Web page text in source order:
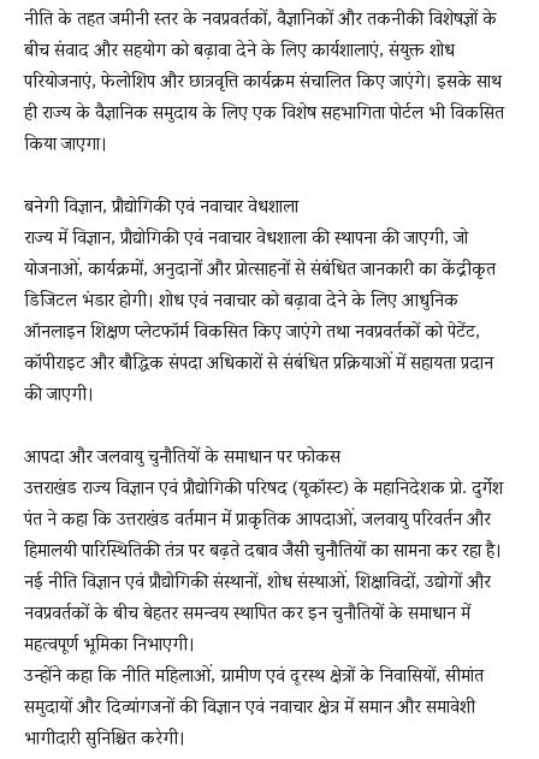
नीति के तहत जमीनी स्तर के नवप्रवर्तकों, वैज्ञानिकों और तकनीकी विशेषज्ञों के
बीच संवाद और सहयोग को बढ़ावा देने के लिए कार्यशालाएं, संयुक्त शोध
परियोजनाएं, फेलोशिप और छात्रवृत्ति कार्यक्रम संचालित किए जाएंगे। इसके साथ
ही राज्य के वैज्ञानिक समुदाय के लिए एक विशेष सहभागिता पोर्टल भी विकसित
किया जाएगा।
बनेगी विज्ञान, प्रौद्योगिकी एवं नवाचार वेधशाला
राज्य में विज्ञान, प्रौद्योगिकी एवं नवाचार वेधशाला की स्थापना की जाएगी, जो
योजनाओं, कार्यक्रमों, अनुदानों और प्रोत्साहनों से संबंधित जानकारी का केंद्रीकृत
डिजिटल भंडार होगी। शोध एवं नवाचार को बढ़ावा देने के लिए आधुनिक
ऑनलाइन शिक्षण प्लेटफॉर्म विकसित किए जाएंगे तथा नवप्रवर्तकों को पेटेंट,
कॉपीराइट और बौद्धिक संपदा अधिकारों से संबंधित प्रक्रियाओं में सहायता प्रदान
की जाएगी।
आपदा और जलवायु चुनौतियों के समाधान पर फोकस
उत्तराखंड राज्य विज्ञान एवं प्रौद्योगिकी परिषद (यूकॉस्ट) के महानिदेशक प्रो. दुर्गेश
पंत ने कहा कि उत्तराखंड वर्तमान में प्राकृतिक आपदाओं, जलवायु परिवर्तन और
हिमालयी पारिस्थितिकी तंत्र पर बढ़ते दबाव जैसी चुनौतियों का सामना कर रहा है।
नई नीति विज्ञान एवं प्रौद्योगिकी संस्थानों, शोध संस्थाओं, शिक्षाविदों, उद्योगों और
नवप्रवर्तकों के बीच बेहतर समन्वय स्थापित कर इन चुनौतियों के समाधान में
महत्वपूर्ण भूमिका निभाएगी।
उन्होंने कहा कि नीति महिलाओं, ग्रामीण एवं दूरस्थ क्षेत्रों के निवासियों, सीमांत
समुदायों और दिव्यांगजनों की विज्ञान एवं नवाचार क्षेत्र में समान और समावेशी
भागीदारी सुनिश्चित करेगी।